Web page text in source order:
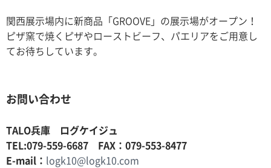
関西展示場内に新商品「GROOVE」の展示場がオープン！
ピザ窯で焼くピザやローストビーフ、パエリアをご用意し
てお待ちしています。
お問い合わせ
TALO兵庫 ログケイジュ
TEL:079-559-6687 FAX：079-553-8477
E-mail： logk10@logk10.com